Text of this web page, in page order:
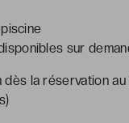
sur
la réservation